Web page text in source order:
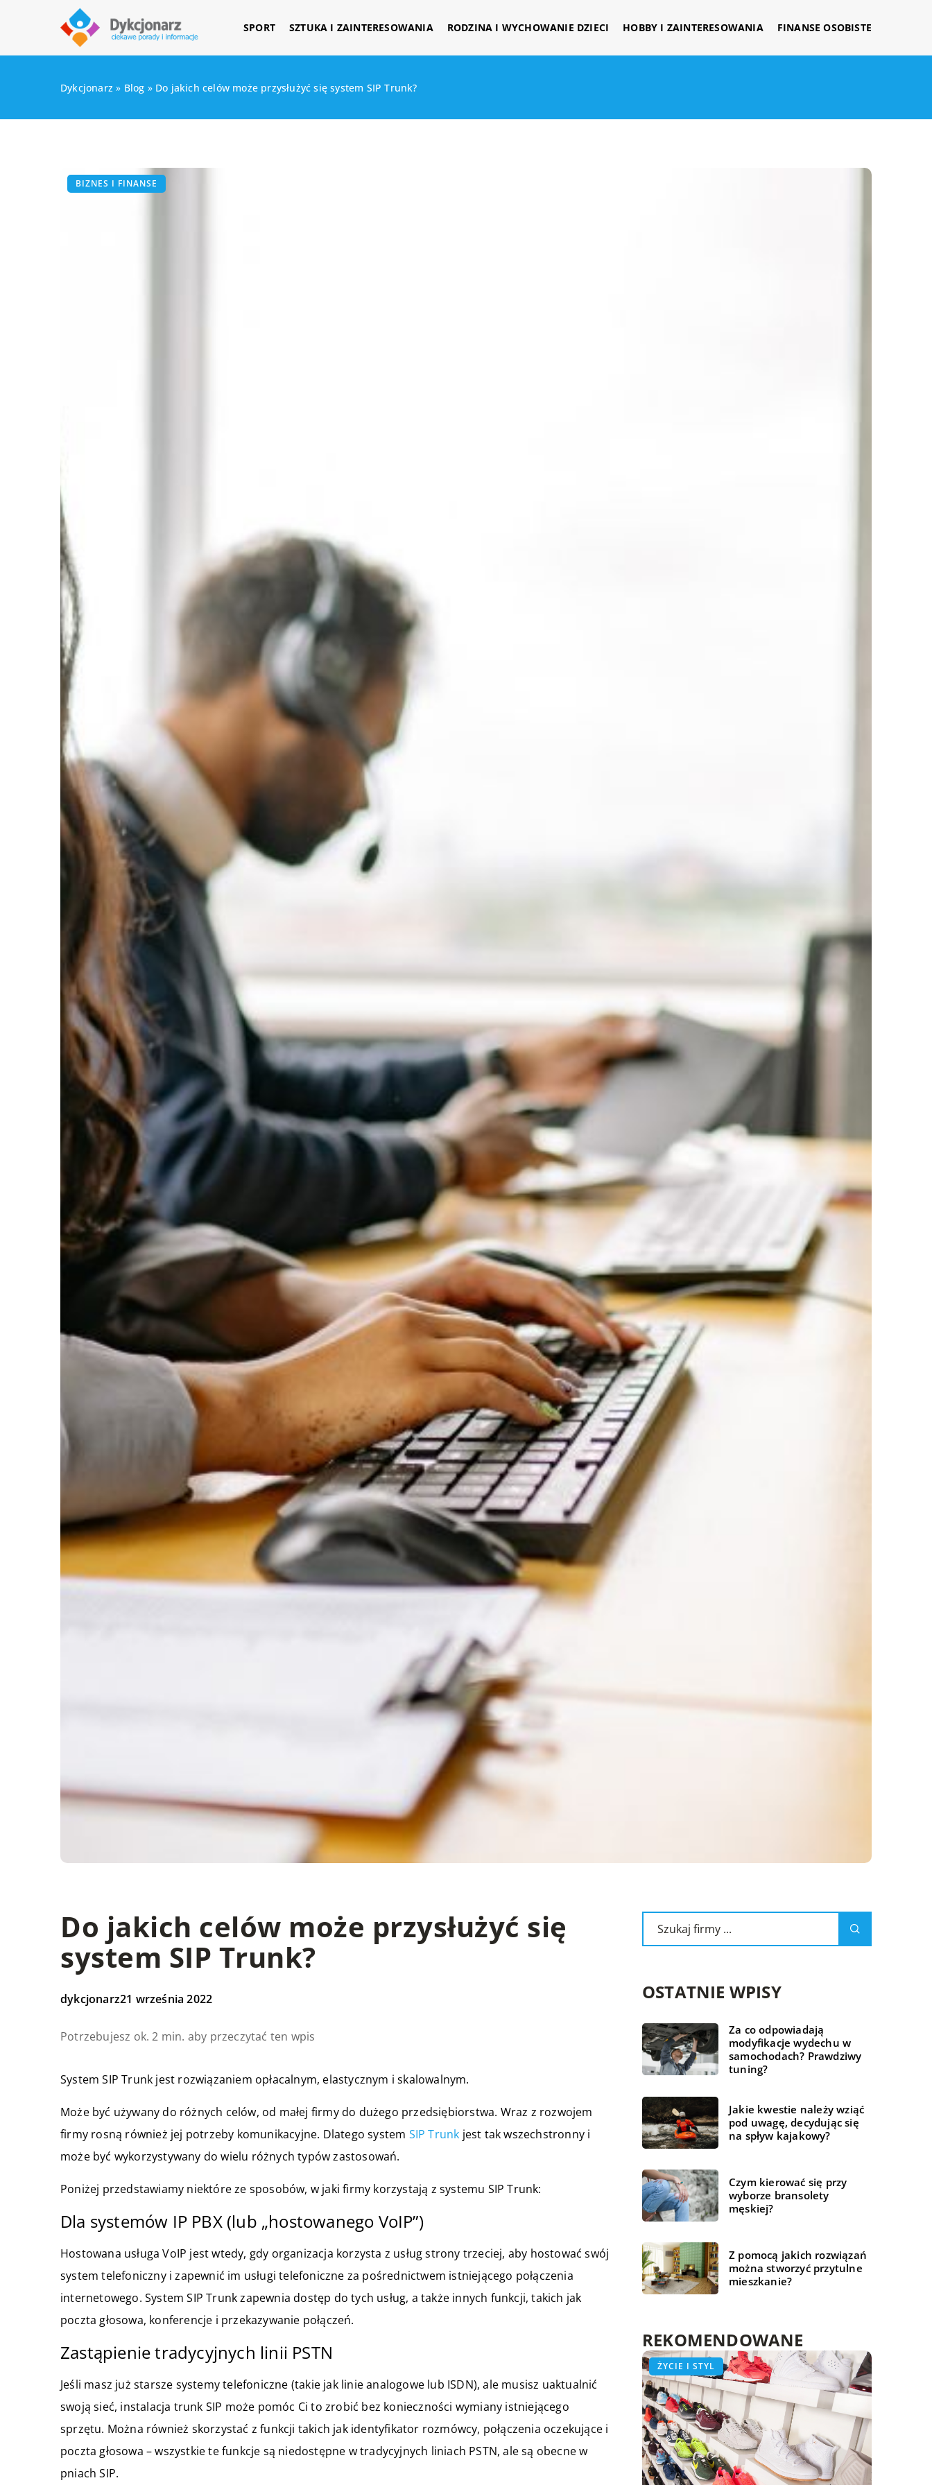
SPORT SZTUKA I ZAINTERESOWANIA RODZINA I WYCHOWANIE DZIECI HOBBY I ZAINTERESOWANIA FINANSE OSOBISTE
Dykcjonarz » Blog » Do jakich celów może przysłużyć się system SIP Trunk?
BIZNES I FINANSE
Do jakich celów może przysłużyć się
system SIP Trunk?
dykcjonarz21 września 2022
Potrzebujesz ok. 2 min. aby przeczytać ten wpis
System SIP Trunk jest rozwiązaniem opłacalnym, elastycznym i skalowalnym.
Może być używany do różnych celów, od małej firmy do dużego przedsiębiorstwa. Wraz z rozwojem
firmy rosną również jej potrzeby komunikacyjne. Dlatego system SIP Trunk jest tak wszechstronny i
może być wykorzystywany do wielu różnych typów zastosowań.
Poniżej przedstawiamy niektóre ze sposobów, w jaki firmy korzystają z systemu SIP Trunk:
Dla systemów IP PBX (lub „hostowanego VoIP”)
Hostowana usługa VoIP jest wtedy, gdy organizacja korzysta z usług strony trzeciej, aby hostować swój
system telefoniczny i zapewnić im usługi telefoniczne za pośrednictwem istniejącego połączenia
internetowego. System SIP Trunk zapewnia dostęp do tych usług, a także innych funkcji, takich jak
poczta głosowa, konferencje i przekazywanie połączeń.
Zastąpienie tradycyjnych linii PSTN
Jeśli masz już starsze systemy telefoniczne (takie jak linie analogowe lub ISDN), ale musisz uaktualnić
swoją sieć, instalacja trunk SIP może pomóc Ci to zrobić bez konieczności wymiany istniejącego
sprzętu. Można również skorzystać z funkcji takich jak identyfikator rozmówcy, połączenia oczekujące i
poczta głosowa – wszystkie te funkcje są niedostępne w tradycyjnych liniach PSTN, ale są obecne w
pniach SIP.
OSTATNIE WPISY
Za co odpowiadają
modyfikacje wydechu w
samochodach? Prawdziwy
tuning?
Jakie kwestie należy wziąć
pod uwagę, decydując się
na spływ kajakowy?
Czym kierować się przy
wyborze bransolety
męskiej?
Z pomocą jakich rozwiązań
można stworzyć przytulne
mieszkanie?
REKOMENDOWANE
ŻYCIE I STYL
ŻYCIE I STYL
WSZYSTKO WOKÓŁ DOMU